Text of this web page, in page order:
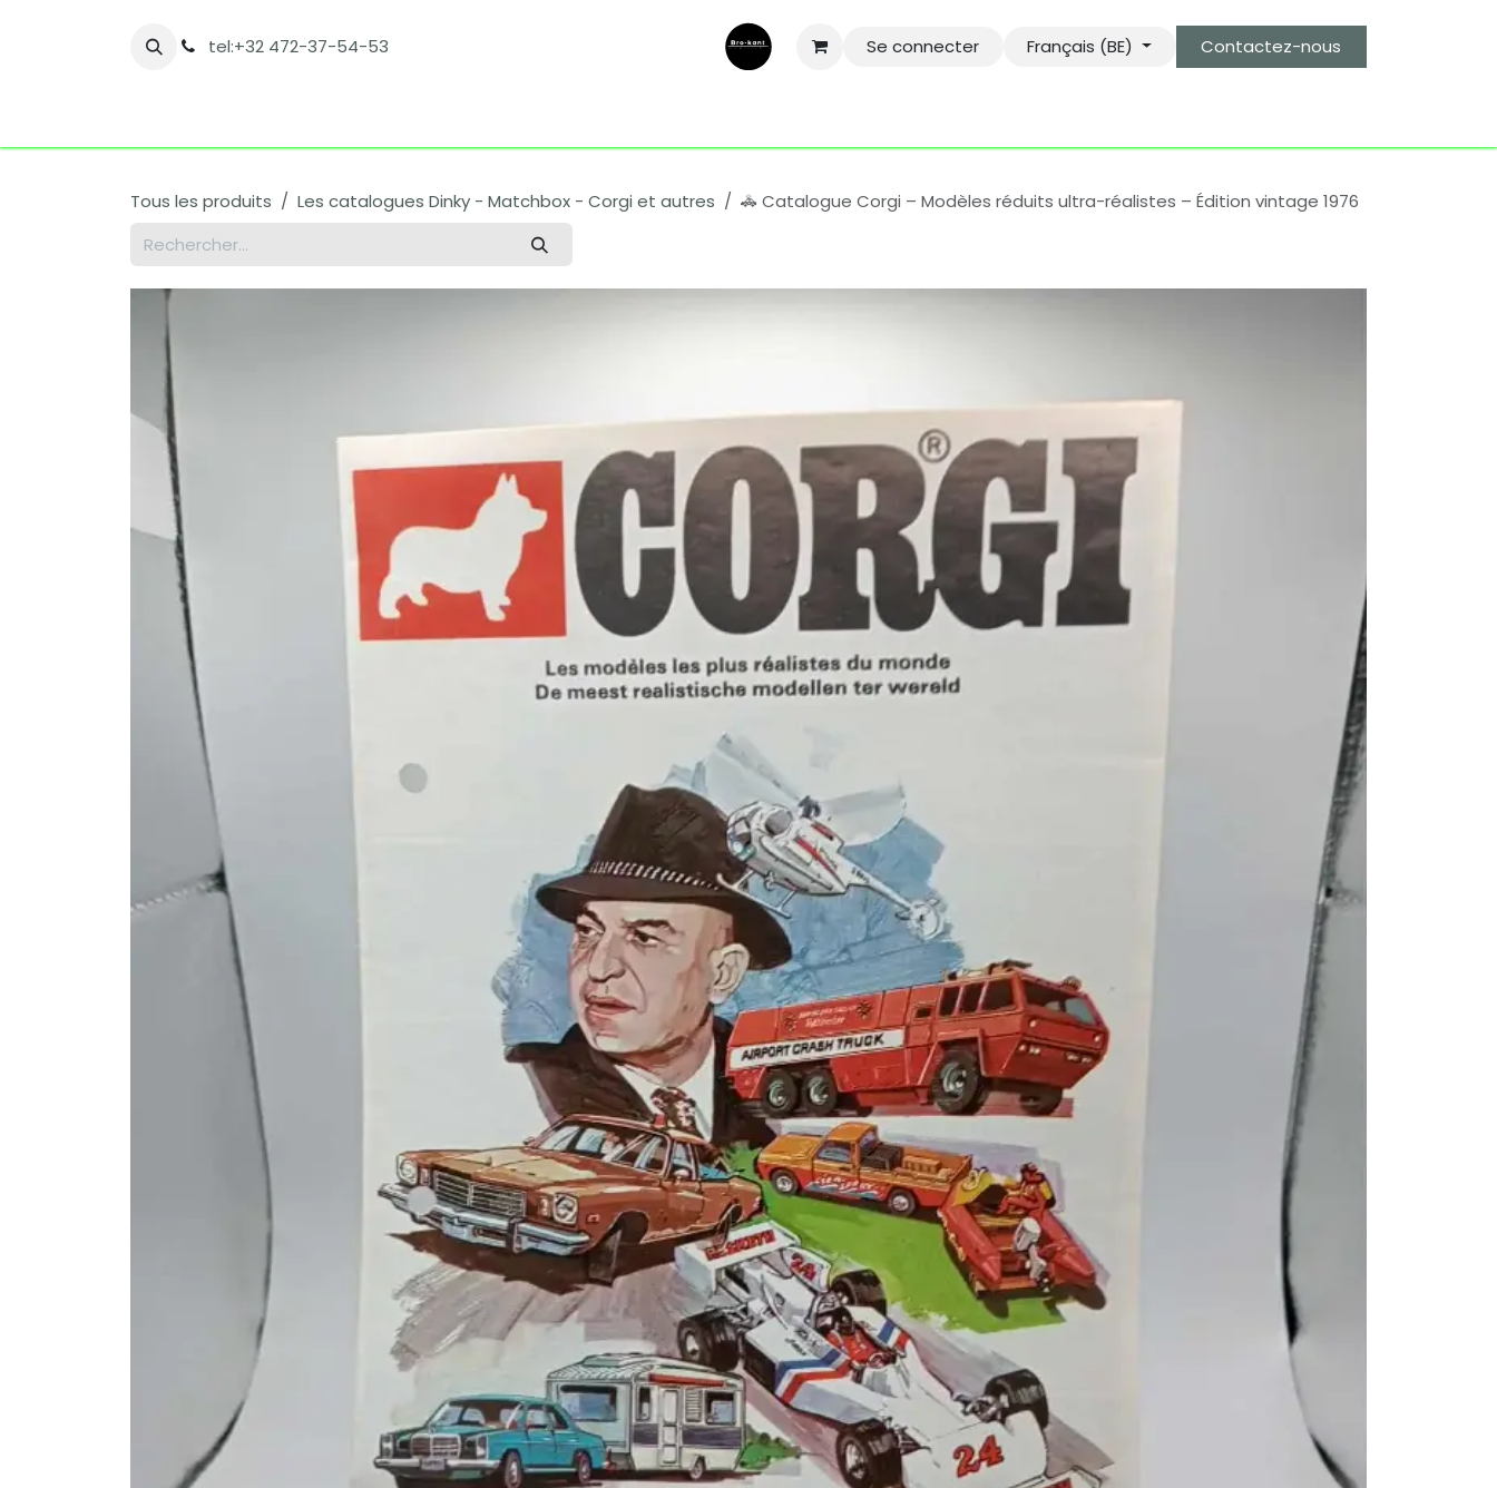
tel:+32 472-37-54-53
Se connecter Français (BE) Contactez-nous
Tous les produits Les catalogues Dinky - Matchbox - Corgi et autres 🚓 Catalogue Corgi – Modèles réduits ultra-réalistes – Édition vintage 1976